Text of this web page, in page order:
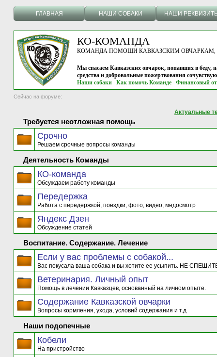
ГЛАВНАЯ НАШИ СОБАКИ НАШИ
КО-КОМАНДА
КОМАНДА ПОМОЩИ КАВКАЗСКИМ ОВЧАРКАМ, г.
Мы спасаем Кавказских овчарок, попавших в беду,
средства и добровольные пожертвования
Наши собаки
Как помочь Команде Финансовый
Сейчас на форуме:
Актуальные
Требуется неотложная помощь
Срочно
Решаем срочные вопросы команды
Деятельность Команды
КО-команда
Обсуждаем работу команды
Передержка
Работа с передержкой, поездки, фото, видео, медосмотр
Яндекс Дзен
Обсуждение статей
Воспитание. Содержание. Лечение
Если у вас проблемы с собакой...
Вас покусала ваша собака и вы хотите ее усыпить. НЕ
Ветеринария. Личный опыт
Помощь в лечении Кавказцев, основанный на личном опыте.
Содержание Кавказской овчарки
Вопросы кормления, ухода, условий содержания и т.д
Наши подопечные
Кобели
На пристройство